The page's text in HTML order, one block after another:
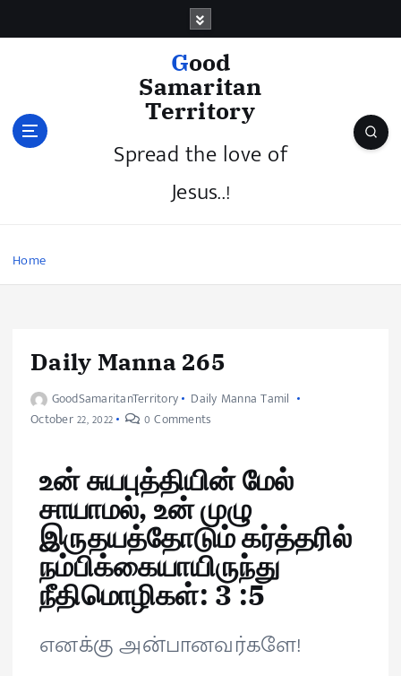
Good
Samaritan
Territory
Spread the love of
Jesus..!
Home
Daily Manna 265
GoodSamaritanTerritory
Daily Manna Tamil
October 22, 2022
0 Comments
உன் சுயபுத்தியின் மேல்
சாயாமல், உன் முழு
இருதயத்தோடும் கர்த்தரில்
நம்பிக்கையாயிருந்து
நீதிமொழிகள்: 3 :5
எனக்கு அன்பானவர்களே!